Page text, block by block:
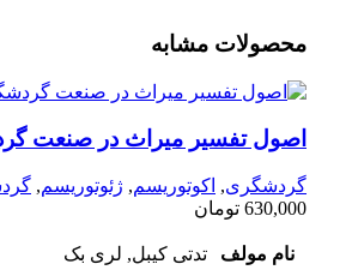
محصولات مشابه
اصول تفسیر میراث در صنعت
گردشگری, اکوتوریسم, ژئوتوریسم,
630,000 تومان
نام مولف تدتی کیبل, لری بک